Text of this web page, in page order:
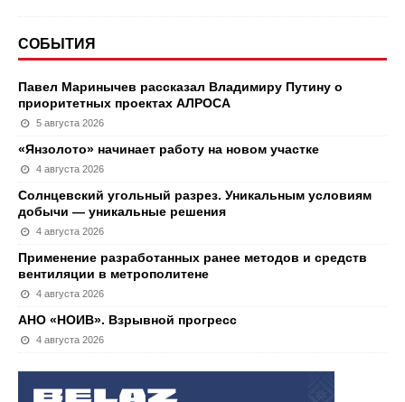
СОБЫТИЯ
Павел Маринычев рассказал Владимиру Путину о
приоритетных проектах АЛРОСА
5 августа 2026
«Янзолото» начинает работу на новом участке
4 августа 2026
Солнцевский угольный разрез. Уникальным условиям
добычи — уникальные решения
4 августа 2026
Применение разработанных ранее методов и средств
вентиляции в метрополитене
4 августа 2026
АНО «НОИВ». Взрывной прогресс
4 августа 2026